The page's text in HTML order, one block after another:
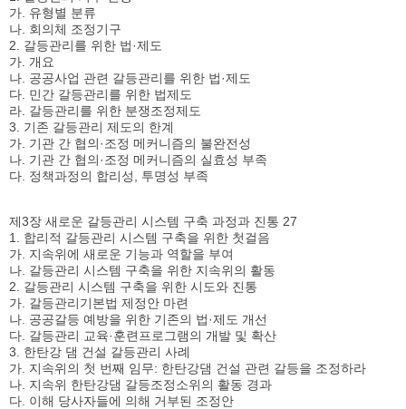
가. 유형별 분류
나. 회의체 조정기구
2. 갈등관리를 위한 법·제도
가. 개요
나. 공공사업 관련 갈등관리를 위한 법·제도
다. 민간 갈등관리를 위한 법제도
라. 갈등관리를 위한 분쟁조정제도
3. 기존 갈등관리 제도의 한계
가. 기관 간 협의·조정 메커니즘의 불완전성
나. 기관 간 협의·조정 메커니즘의 실효성 부족
다. 정책과정의 합리성, 투명성 부족
제3장 새로운 갈등관리 시스템 구축 과정과 진통 27
1. 합리적 갈등관리 시스템 구축을 위한 첫걸음
가. 지속위에 새로운 기능과 역할을 부여
나. 갈등관리 시스템 구축을 위한 지속위의 활동
2. 갈등관리 시스템 구축을 위한 시도와 진통
가. 갈등관리기본법 제정안 마련
나. 공공갈등 예방을 위한 기존의 법·제도 개선
다. 갈등관리 교육·훈련프로그램의 개발 및 확산
3. 한탄강 댐 건설 갈등관리 사례
가. 지속위의 첫 번째 임무: 한탄강댐 건설 관련 갈등을 조정하라
나. 지속위 한탄강댐 갈등조정소위의 활동 경과
다. 이해 당사자들에 의해 거부된 조정안